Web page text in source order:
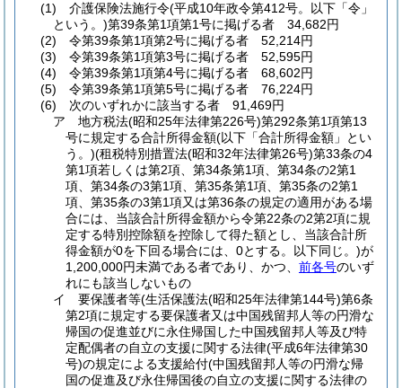
(1)
介護保険法施行令(平成10年政令第412号。以下「令」
という。)第39条第1項第1号に掲げる者 34,682円
(2)
令第39条第1項第2号に掲げる者 52,214円
(3)
令第39条第1項第3号に掲げる者 52,595円
(4)
令第39条第1項第4号に掲げる者 68,602円
(5)
令第39条第1項第5号に掲げる者 76,224円
(6)
次のいずれかに該当する者 91,469円
ア
地方税法(昭和25年法律第226号)第292条第1項第13
号に規定する合計所得金額(以下「合計所得金額」とい
う。)(租税特別措置法(昭和32年法律第26号)第33条の4
第1項若しくは第2項、第34条第1項、第34条の2第1
項、第34条の3第1項、第35条第1項、第35条の2第1
項、第35条の3第1項又は第36条の規定の適用がある場
合には、当該合計所得金額から令第22条の2第2項に規
定する特別控除額を控除して得た額とし、当該合計所
得金額が0を下回る場合には、0とする。以下同じ。)が
1,200,000円未満である者であり、かつ、 前各号のいず
れにも該当しないもの
イ
要保護者等(生活保護法(昭和25年法律第144号)第6条
第2項に規定する要保護者又は中国残留邦人等の円滑な
帰国の促進並びに永住帰国した中国残留邦人等及び特
定配偶者の自立の支援に関する法律(平成6年法律第30
号)の規定による支援給付(中国残留邦人等の円滑な帰
国の促進及び永住帰国後の自立の支援に関する法律の